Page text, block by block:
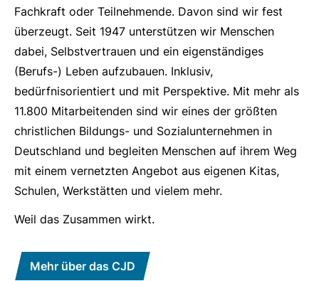
Fachkraft oder Teilnehmende. Davon sind wir fest
überzeugt. Seit 1947 unterstützen wir Menschen
dabei, Selbstvertrauen und ein eigenständiges
(Berufs-) Leben aufzubauen. Inklusiv,
bedürfnisorientiert und mit Perspektive. Mit mehr als
11.800 Mitarbeitenden sind wir eines der größten
christlichen Bildungs- und Sozialunternehmen in
Deutschland und begleiten Menschen auf ihrem Weg
mit einem vernetzten Angebot aus eigenen Kitas,
Schulen, Werkstätten und vielem mehr.
Weil das Zusammen wirkt.
Mehr über das CJD